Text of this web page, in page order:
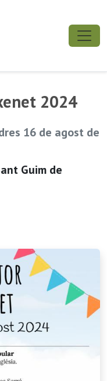
2024
16 de agost de
Guim de